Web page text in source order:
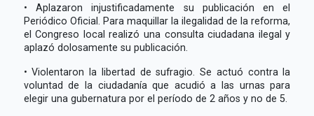
• Aplazaron injustificadamente su publicación en el
Periódico Oficial. Para maquillar la ilegalidad de la reforma,
el Congreso local realizó una consulta ciudadana ilegal y
aplazó dolosamente su publicación.
• Violentaron la libertad de sufragio. Se actuó contra la
voluntad de la ciudadanía que acudió a las urnas para
elegir una gubernatura por el período de 2 años y no de 5.